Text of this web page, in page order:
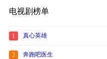
电视剧榜单
1 真心英雄
2 奔跑吧医生